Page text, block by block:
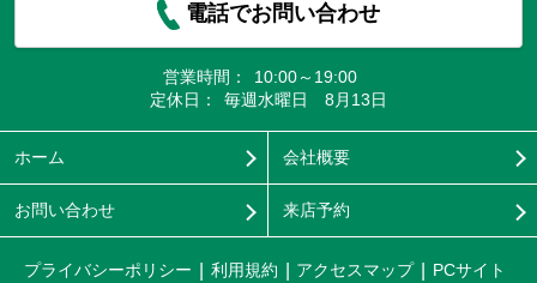
電話でお問い合わせ
営業時間：
10:00～19:00
定休日：
毎週水曜日 8月13日
ホーム 会社概要
お問い合わせ 来店予約
プライバシーポリシー 利用規約 アクセスマップ PCサイト